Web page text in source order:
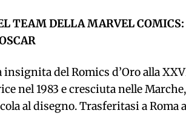
TEAM DELLA MARVEL
insignita del Romics d’Oro alla
nel 1983 e cresciuta nelle
al disegno. Trasferitasi a Roma